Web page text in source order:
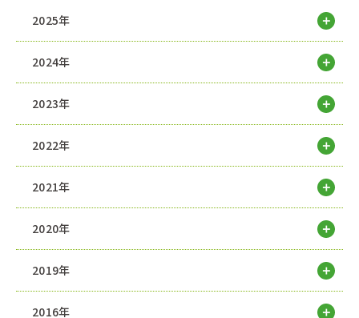
2025年
2024年
2023年
2022年
2021年
2020年
2019年
2016年